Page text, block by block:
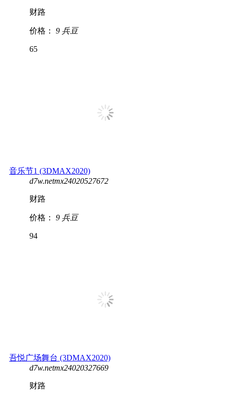
财路
价格： 9 兵豆
65
音乐节1 (3DMAX2020)
d7w.netmx24020527672
财路
价格： 9 兵豆
94
吾悦广场舞台 (3DMAX2020)
d7w.netmx24020327669
财路